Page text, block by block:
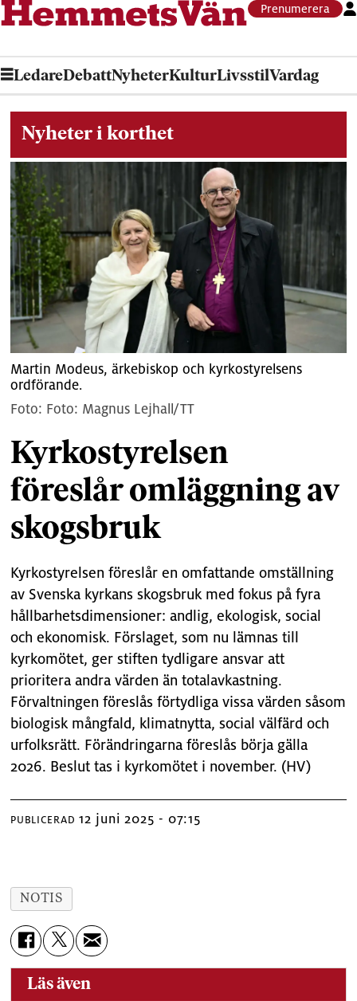
Prenumerera
LedareDebattNyheterKulturLivsstilVardag
Nyheter i korthet
Martin Modeus, ärkebiskop och kyrkostyrelsens
ordförande.
Foto: Magnus Lejhall/TT
Kyrkostyrelsen
föreslår omläggning av
skogsbruk
Kyrkostyrelsen föreslår en omfattande omställning
av Svenska kyrkans skogsbruk med fokus på fyra
hållbarhetsdimensioner: andlig, ekologisk, social
och ekonomisk. Förslaget, som nu lämnas till
kyrkomötet, ger stiften tydligare ansvar att
prioritera andra värden än totalavkastning.
Förvaltningen föreslås förtydliga vissa värden såsom
biologisk mångfald, klimatnytta, social välfärd och
urfolksrätt. Förändringarna föreslås börja gälla
2026. Beslut tas i kyrkomötet i november. (HV)
PUBLICERAD 12 juni 2025 - 07:15
NOTIS
Läs även